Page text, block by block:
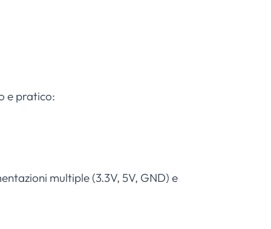
e pratico:
multiple (3.3V, 5V, GND) e